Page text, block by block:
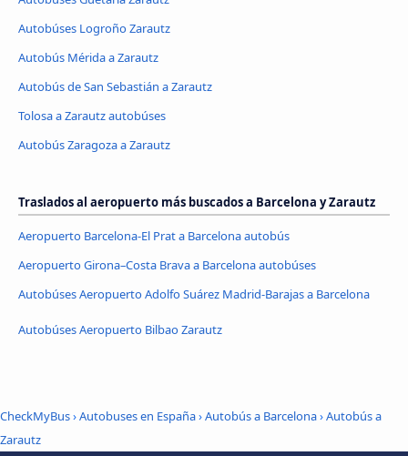
Autobúses Logroño Zarautz
Autobús Mérida a Zarautz
Autobús de San Sebastián a Zarautz
Tolosa a Zarautz autobúses
Autobús Zaragoza a Zarautz
Traslados al aeropuerto más buscados a Barcelona y Zarautz
Aeropuerto Barcelona-El Prat a Barcelona autobús
Aeropuerto Girona–Costa Brava a Barcelona autobúses
Autobúses Aeropuerto Adolfo Suárez Madrid-Barajas a Barcelona
Autobúses Aeropuerto Bilbao Zarautz
CheckMyBus›Autobuses en España›Autobús a Barcelona›Autobús a
Zarautz